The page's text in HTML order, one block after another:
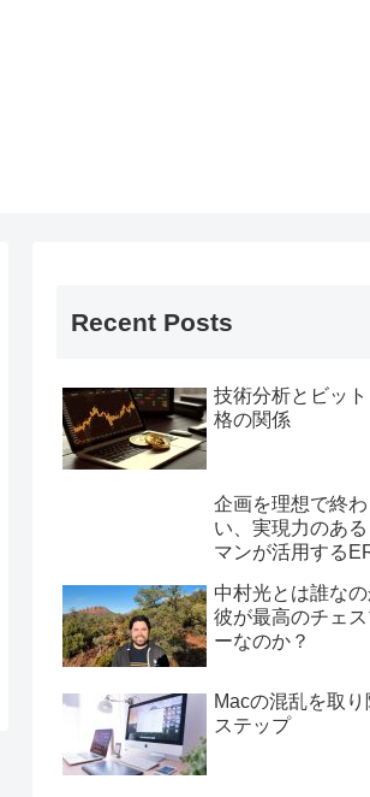
Recent Posts
技術分析とビッ
格の関係
企画を理想で終
い、実現力のあ
マンが活用する
中村光とは誰な
彼が最高のチェ
ーなのか？
Macの混乱を取
ステップ